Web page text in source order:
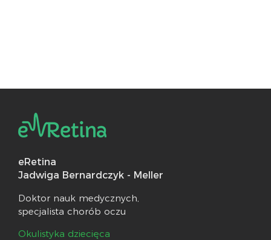
eRetina
Jadwiga Bernardczyk - Meller
Doktor nauk medycznych,
specjalista chorób oczu
Okulistyka dziecięca